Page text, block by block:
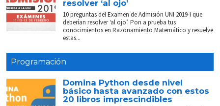
resolver ‘al ojo’
10 preguntas del Examen de Admisión UNI 2019-I que
deberían resolver ‘al ojo’. Pon a prueba tus
conocimientos en Razonamiento Matemático y resuelve
estas...
Programación
Domina Python desde nivel
básico hasta avanzado con estos
20 libros imprescindibles